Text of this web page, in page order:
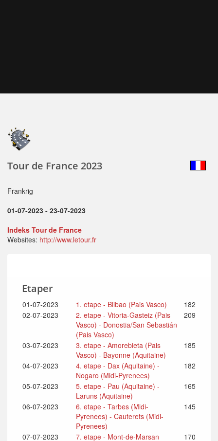
Tour de France 2023
Frankrig
01-07-2023 - 23-07-2023
Indeks Tour de France
Websites: http://www.letour.fr
Etaper
01-07-2023 1. etape - Bilbao (Pais Vasco)
182
02-07-2023
2. etape - Vitoria-Gasteiz (Pais
Vasco) - Donostia/San Sebastián
(Pais Vasco)
209
03-07-2023
3. etape - Amorebieta (Pais
Vasco) - Bayonne (Aquitaine)
185
04-07-2023
4. etape - Dax (Aquitaine) -
Nogaro (Midi-Pyrenees)
182
05-07-2023
5. etape - Pau (Aquitaine) -
Laruns (Aquitaine)
165
06-07-2023
6. etape - Tarbes (Midi-
Pyrenees) - Cauterets (Midi-
Pyrenees)
145
07-07-2023
7. etape - Mont-de-Marsan
170